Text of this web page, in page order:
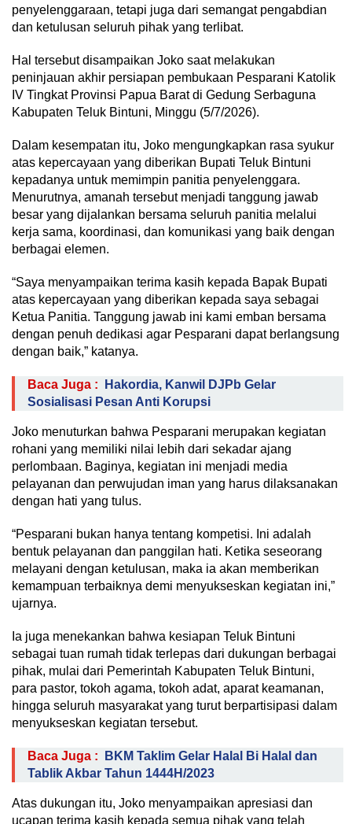
penyelenggaraan, tetapi juga dari semangat pengabdian
dan ketulusan seluruh pihak yang terlibat.
Hal tersebut disampaikan Joko saat melakukan
peninjauan akhir persiapan pembukaan Pesparani Katolik
IV Tingkat Provinsi Papua Barat di Gedung Serbaguna
Kabupaten Teluk Bintuni, Minggu (5/7/2026).
Dalam kesempatan itu, Joko mengungkapkan rasa syukur
atas kepercayaan yang diberikan Bupati Teluk Bintuni
kepadanya untuk memimpin panitia penyelenggara.
Menurutnya, amanah tersebut menjadi tanggung jawab
besar yang dijalankan bersama seluruh panitia melalui
kerja sama, koordinasi, dan komunikasi yang baik dengan
berbagai elemen.
“Saya menyampaikan terima kasih kepada Bapak Bupati
atas kepercayaan yang diberikan kepada saya sebagai
Ketua Panitia. Tanggung jawab ini kami emban bersama
dengan penuh dedikasi agar Pesparani dapat berlangsung
dengan baik,” katanya.
Baca Juga :
Hakordia, Kanwil DJPb Gelar
Sosialisasi Pesan Anti Korupsi
Joko menuturkan bahwa Pesparani merupakan kegiatan
rohani yang memiliki nilai lebih dari sekadar ajang
perlombaan. Baginya, kegiatan ini menjadi media
pelayanan dan perwujudan iman yang harus dilaksanakan
dengan hati yang tulus.
“Pesparani bukan hanya tentang kompetisi. Ini adalah
bentuk pelayanan dan panggilan hati. Ketika seseorang
melayani dengan ketulusan, maka ia akan memberikan
kemampuan terbaiknya demi menyukseskan kegiatan ini,”
ujarnya.
Ia juga menekankan bahwa kesiapan Teluk Bintuni
sebagai tuan rumah tidak terlepas dari dukungan berbagai
pihak, mulai dari Pemerintah Kabupaten Teluk Bintuni,
para pastor, tokoh agama, tokoh adat, aparat keamanan,
hingga seluruh masyarakat yang turut berpartisipasi dalam
menyukseskan kegiatan tersebut.
Baca Juga :
BKM Taklim Gelar Halal Bi Halal dan
Tablik Akbar Tahun 1444H/2023
Atas dukungan itu, Joko menyampaikan apresiasi dan
ucapan terima kasih kepada semua pihak yang telah